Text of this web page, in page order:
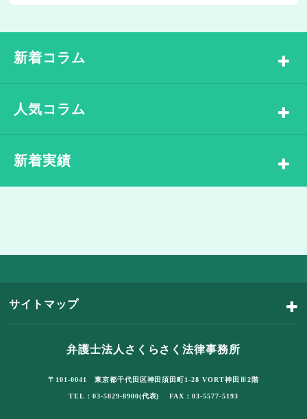
新着コラム
人気コラム
新着実績
サイトマップ
弁護士法人さくらさく法律事務所
〒101-0041 東京都千代田区神田須田町1-28 VORT神田Ⅲ2階
TEL：03-5829-8900(代表) FAX：03-5577-5193